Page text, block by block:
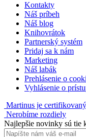
Kontakty
Náš príbeh
Náš blog
Knihovrátok
Partnerský systém
Pridaj sa k nám
Marketing
Náš labák
Prehlásenie o
Vyhlásenie o
Martinus je
Nerobíme rozdiely
Najlepšie novinky sú tie